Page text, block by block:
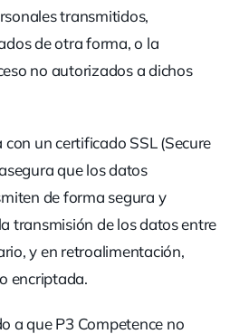
transmitidos,
de otra forma, o la
no autorizados a dichos
un certificado SSL (Secure
que los datos
de forma segura y
transmisión de los datos entre
y en retroalimentación,
encriptada.
a que P3 Competence no